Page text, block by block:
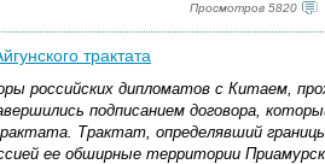
Просмотров 5820
трактата
российских дипломатов с Китаем,
подписанием договора,
Трактат, определявший
ее обширные территории